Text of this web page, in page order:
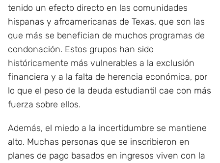
tenido un efecto directo en las comunidades
hispanas y afroamericanas de Texas, que son las
que más se benefician de muchos programas de
condonación. Estos grupos han sido
históricamente más vulnerables a la exclusión
financiera y a la falta de herencia económica, por
lo que el peso de la deuda estudiantil cae con más
fuerza sobre ellos.
Además, el miedo a la incertidumbre se mantiene
alto. Muchas personas que se inscribieron en
planes de pago basados en ingresos viven con la